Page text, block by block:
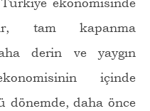
tam kapanma
derin ve yaygın
içinde
daha önce